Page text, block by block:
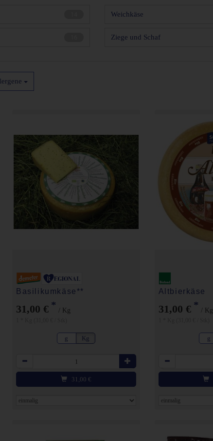
Weichkäse
Ziege und Schaf
Basilikumkäse**
31,00 € * / Kg
g Kg
Anzahl
31,00 €
Altbierkäse
31,00 € * / Kg
g
Anzahl